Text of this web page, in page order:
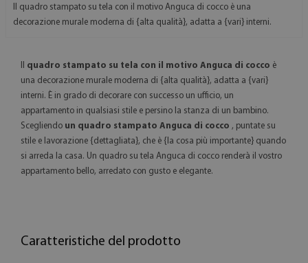
Il quadro stampato su tela con il motivo Anguca di cocco è una
decorazione murale moderna di {alta qualità}, adatta a {vari} interni.
quadro stampato su tela con il motivo Anguca di cocco è
una decorazione murale moderna di {alta qualità}, adatta a {vari}
interni. È in grado di decorare con successo un ufficio, un
appartamento in qualsiasi stile e persino la stanza di un bambino.
Scegliendo un quadro stampato Anguca di cocco , puntate su
stile e lavorazione {dettagliata}, che è {la cosa più importante} quando
si arreda la casa. Un quadro su tela Anguca di cocco renderà il vostro
appartamento bello, arredato con gusto e elegante.
Caratteristiche del prodotto